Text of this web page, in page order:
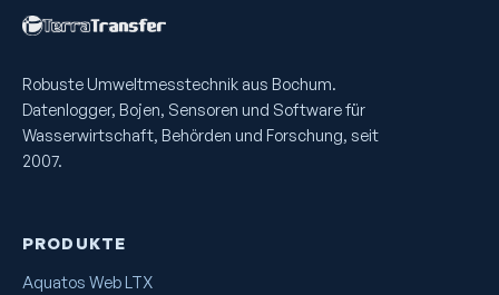
Robuste Umweltmess­technik aus Bochum.
Datenlogger, Bojen, Sensoren und Software für
Wasserwirtschaft, Behörden und Forschung, seit
2007.
PRODUKTE
Aquatos Web LTX